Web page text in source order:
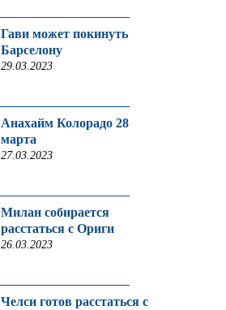
Гави может покинуть
Барселону
29.03.2023
Анахайм Колорадо 28
марта
27.03.2023
Милан собирается
расстаться с Ориги
26.03.2023
Челси готов расстаться с